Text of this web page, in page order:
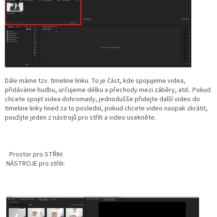
Dále máme tzv. timeline linku. To je část, kde spojujeme videa,
přidáváme hudbu, určujeme délku a přechody mezi záběry, atd.. Pokud
chcete spojit videa dohromady, jednodušše přidejte další video do
timeline linky hned za to poslední, pokud chcete video naopak zkrátit,
použijte jeden z nástrojů pro střih a video usekněte.
Prostor pro STŘIH:
NÁSTROJE pro střih: